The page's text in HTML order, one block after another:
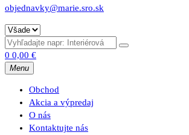
objednavky@marie.sro.sk
0 0,00 €
Menu
Obchod
Akcia a výpredaj
O nás
Kontaktujte nás